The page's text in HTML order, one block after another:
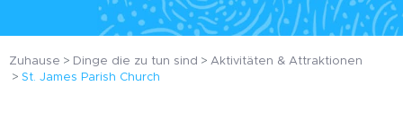
Zuhause Dinge die zu tun sind
Aktivitäten & Attraktionen
St. James Parish Church